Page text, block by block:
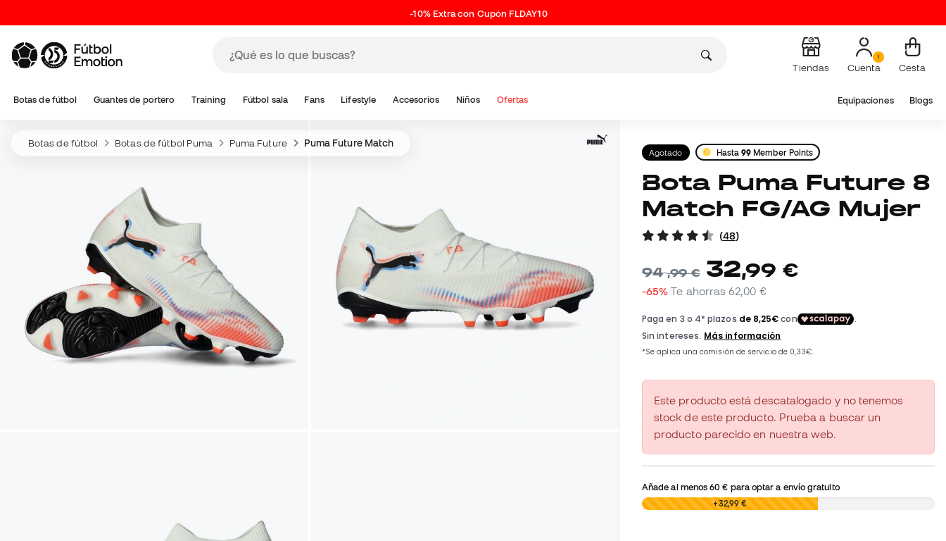
-10% Extra con Cupón FLDAY10
Tiendas Cuenta Cesta
Botas de fútbol Guantes de portero Training Fútbol sala Fans Lifestyle Accesorios Niños Ofertas Equipaciones Blogs
Botas de fútbol Botas de fútbol Puma Puma Future Puma Future Match
Agotado Hasta99 Member Points
Bota Puma Future 8
Match FG/AG Mujer
(48)
94,99 € 32,99 €
-65% Te ahorras62,00 €
Este producto está descatalogado y no tenemos
stock de este producto. Prueba a buscar un
producto parecido en nuestra web.
Añade al menos60 € para optar a envío gratuito
0,00 € +32,99 €